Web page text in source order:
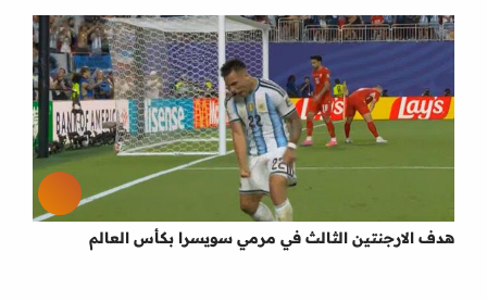
هدف الارجنتين الثالث في مرمي سويسرا بكأس العالم